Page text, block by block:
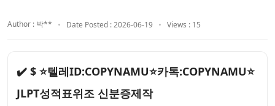
Author : 박** Date Posted : 2026-06-19 Views : 15
✔️ $ ⭐텔레ID:COPYNAMU⭐카톡:COPYNAMU⭐
JLPT성적표위조 신분증제작